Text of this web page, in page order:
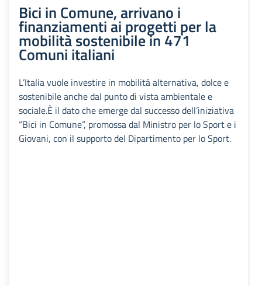
Bici in Comune, arrivano i
finanziamenti ai progetti per la
mobilità sostenibile in 471
Comuni italiani
L’Italia vuole investire in mobilità alternativa, dolce e
sostenibile anche dal punto di vista ambientale e
sociale.È il dato che emerge dal successo dell’iniziativa
“Bici in Comune”, promossa dal Ministro per lo Sport e i
Giovani, con il supporto del Dipartimento per lo Sport.